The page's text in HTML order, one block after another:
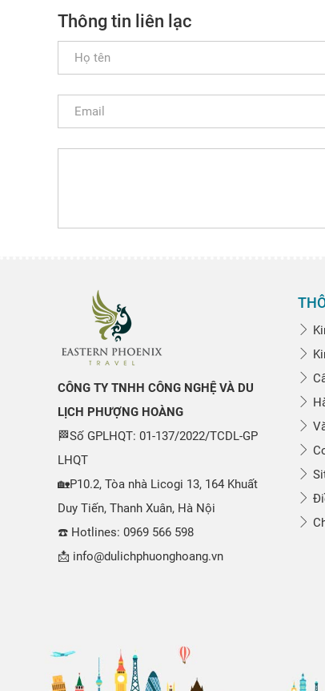
Thông tin liên lạc
CÔNG TY TNHH CÔNG NGHỆ VÀ DU
LỊCH PHƯỢNG HOÀNG
🏁Số GPLHQT: 01-137/2022/TCDL-GP
LHQT
🏡P10.2, Tòa nhà Licogi 13, 164 Khuất
Duy Tiến, Thanh Xuân, Hà Nội
☎️ Hotlines: 0969 566 598
📩 info@dulichphuonghoang.vn